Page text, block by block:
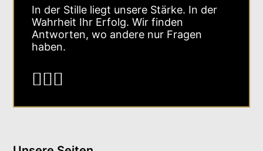
In der Stille liegt unsere Stärke. In der
Wahrheit Ihr Erfolg. Wir finden
Antworten, wo andere nur Fragen
haben.
